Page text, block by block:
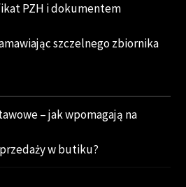
PZH i dokumentem
szczelnego zbiornika
– jak wpomagają na
w butiku?